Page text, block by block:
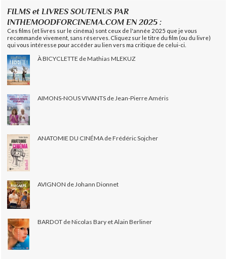
FILMS et LIVRES SOUTENUS PAR
INTHEMOODFORCINEMA.COM EN 2025 :
Ces films (et livres sur le cinéma) sont ceux de l'année 2025 que je vous
recommande vivement, sans réserves. Cliquez sur le titre du film (ou du livre)
qui vous intéresse pour accéder au lien vers ma critique de celui-ci.
À BICYCLETTE de Mathias MLEKUZ
AIMONS-NOUS VIVANTS de Jean-Pierre Améris
ANATOMIE DU CINÉMA de Frédéric Sojcher
AVIGNON de Johann Dionnet
BARDOT de Nicolas Bary et Alain Berliner